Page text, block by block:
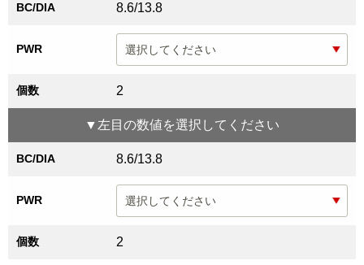
BC/DIA 8.6/13.8
PWR
個数 2
▼ 左目 の数値を選択してください
BC/DIA 8.6/13.8
PWR
個数 2